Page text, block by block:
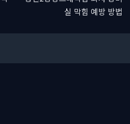
실 막힘 예방 방법